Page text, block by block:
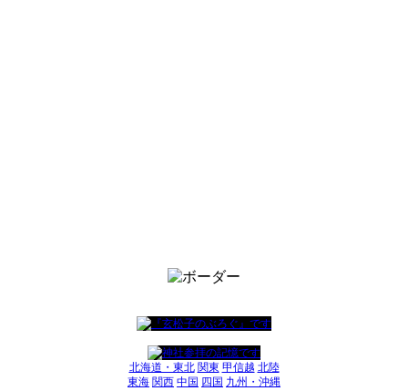
北海道・東北 関東 甲信越 北陸
東海 関西 中国 四国 九州・沖縄